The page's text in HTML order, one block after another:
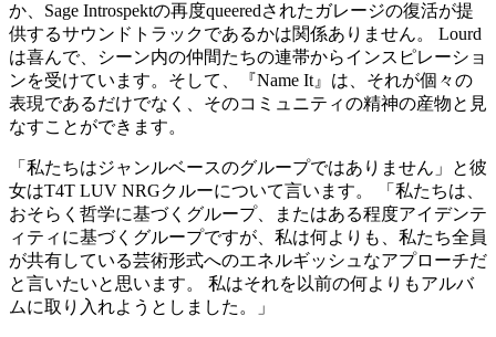
か、Sage Introspektの再度queeredされたガレージの復活が提
供するサウンドトラックであるかは関係ありません。 Lourd
は喜んで、シーン内の仲間たちの連帯からインスピレーショ
ンを受けています。そして、『Name It』は、それが個々の
表現であるだけでなく、そのコミュニティの精神の産物と見
なすことができます。
「私たちはジャンルベースのグループではありません」と彼
女はT4T LUV NRGクルーについて言います。 「私たちは、
おそらく哲学に基づくグループ、またはある程度アイデンテ
ィティに基づくグループですが、私は何よりも、私たち全員
が共有している芸術形式へのエネルギッシュなアプローチだ
と言いたいと思います。 私はそれを以前の何よりもアルバ
ムに取り入れようとしました。」